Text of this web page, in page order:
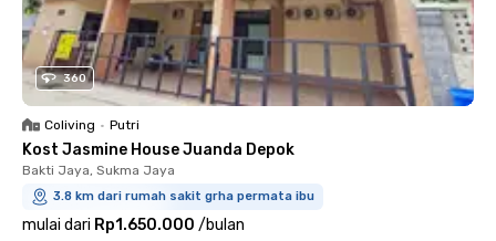
360
Coliving • Putri
Kost Jasmine House Juanda Depok
Bakti Jaya, Sukma Jaya
3.8 km dari rumah sakit grha permata ibu
mulai dari Rp1.650.000 /bulan